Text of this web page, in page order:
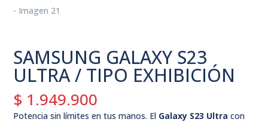
SAMSUNG GALAXY S23
ULTRA / TIPO EXHIBICIÓN
$ 1.949.900
Potencia sin límites en tus manos. El Galaxy S23 Ultra con